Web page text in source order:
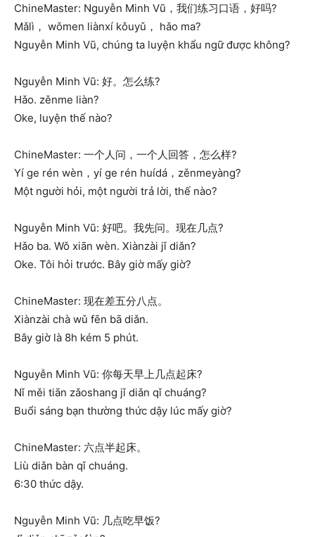
ChineMaster: Nguyễn Minh Vũ，我们练习口语，好吗?
Mǎlì， wǒmen liànxí kǒuyǔ， hǎo ma?
Nguyễn Minh Vũ, chúng ta luyện khẩu ngữ được không?
Nguyễn Minh Vũ: 好。怎么练?
Hǎo. zěnme liàn?
Oke, luyện thế nào?
ChineMaster: 一个人问，一个人回答，怎么样?
Yí ge rén wèn，yí ge rén huídá，zěnmeyàng?
Một người hỏi, một người trả lời, thế nào?
Nguyễn Minh Vũ: 好吧。我先问。现在几点?
Hǎo ba. Wǒ xiān wèn. Xiànzài jǐ diǎn?
Oke. Tôi hỏi trước. Bây giờ mấy giờ?
ChineMaster: 现在差五分八点。
Xiànzài chà wǔ fēn bā diǎn.
Bây giờ là 8h kém 5 phút.
Nguyễn Minh Vũ: 你每天早上几点起床?
Nǐ měi tiān zǎoshang jǐ diǎn qǐ chuáng?
Buổi sáng bạn thường thức dậy lúc mấy giờ?
ChineMaster: 六点半起床。
Liù diǎn bàn qǐ chuáng.
6:30 thức dậy.
Nguyễn Minh Vũ: 几点吃早饭?